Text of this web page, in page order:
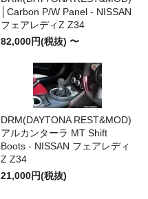
│Carbon P/W Panel - NISSAN
フェアレディZ Z34
82,000円(税抜) 〜
DRM(DAYTONA REST&MOD)
アルカンターラ MT Shift
Boots - NISSAN フェアレディ
Z Z34
21,000円(税抜)